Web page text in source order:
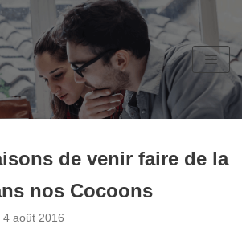
de venir faire de la
nos Cocoons
4 août 2016